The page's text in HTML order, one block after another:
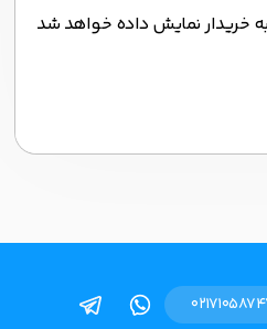
خریدار نمایش داده خواهد شد